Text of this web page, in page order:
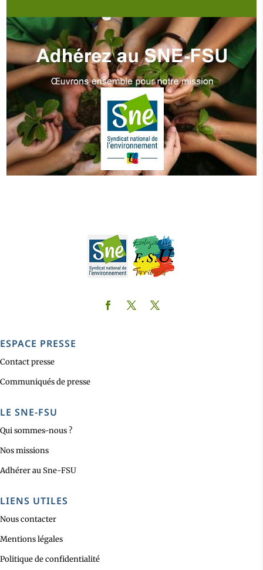
ESPACE PRESSE
Contact presse
Communiqués de presse
LE SNE-FSU
Qui sommes-nous ?
Nos missions
Adhérer au Sne-FSU
LIENS UTILES
Nous contacter
Mentions légales
Politique de confidentialité